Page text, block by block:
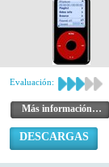
Evaluación:
Más información…
DESCARGAS